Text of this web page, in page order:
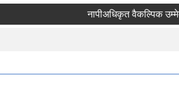
नापीअधिकृत वैकल्पिक